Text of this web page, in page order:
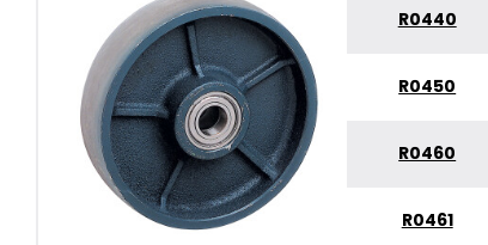
R0440
R0450
R0460
R0461